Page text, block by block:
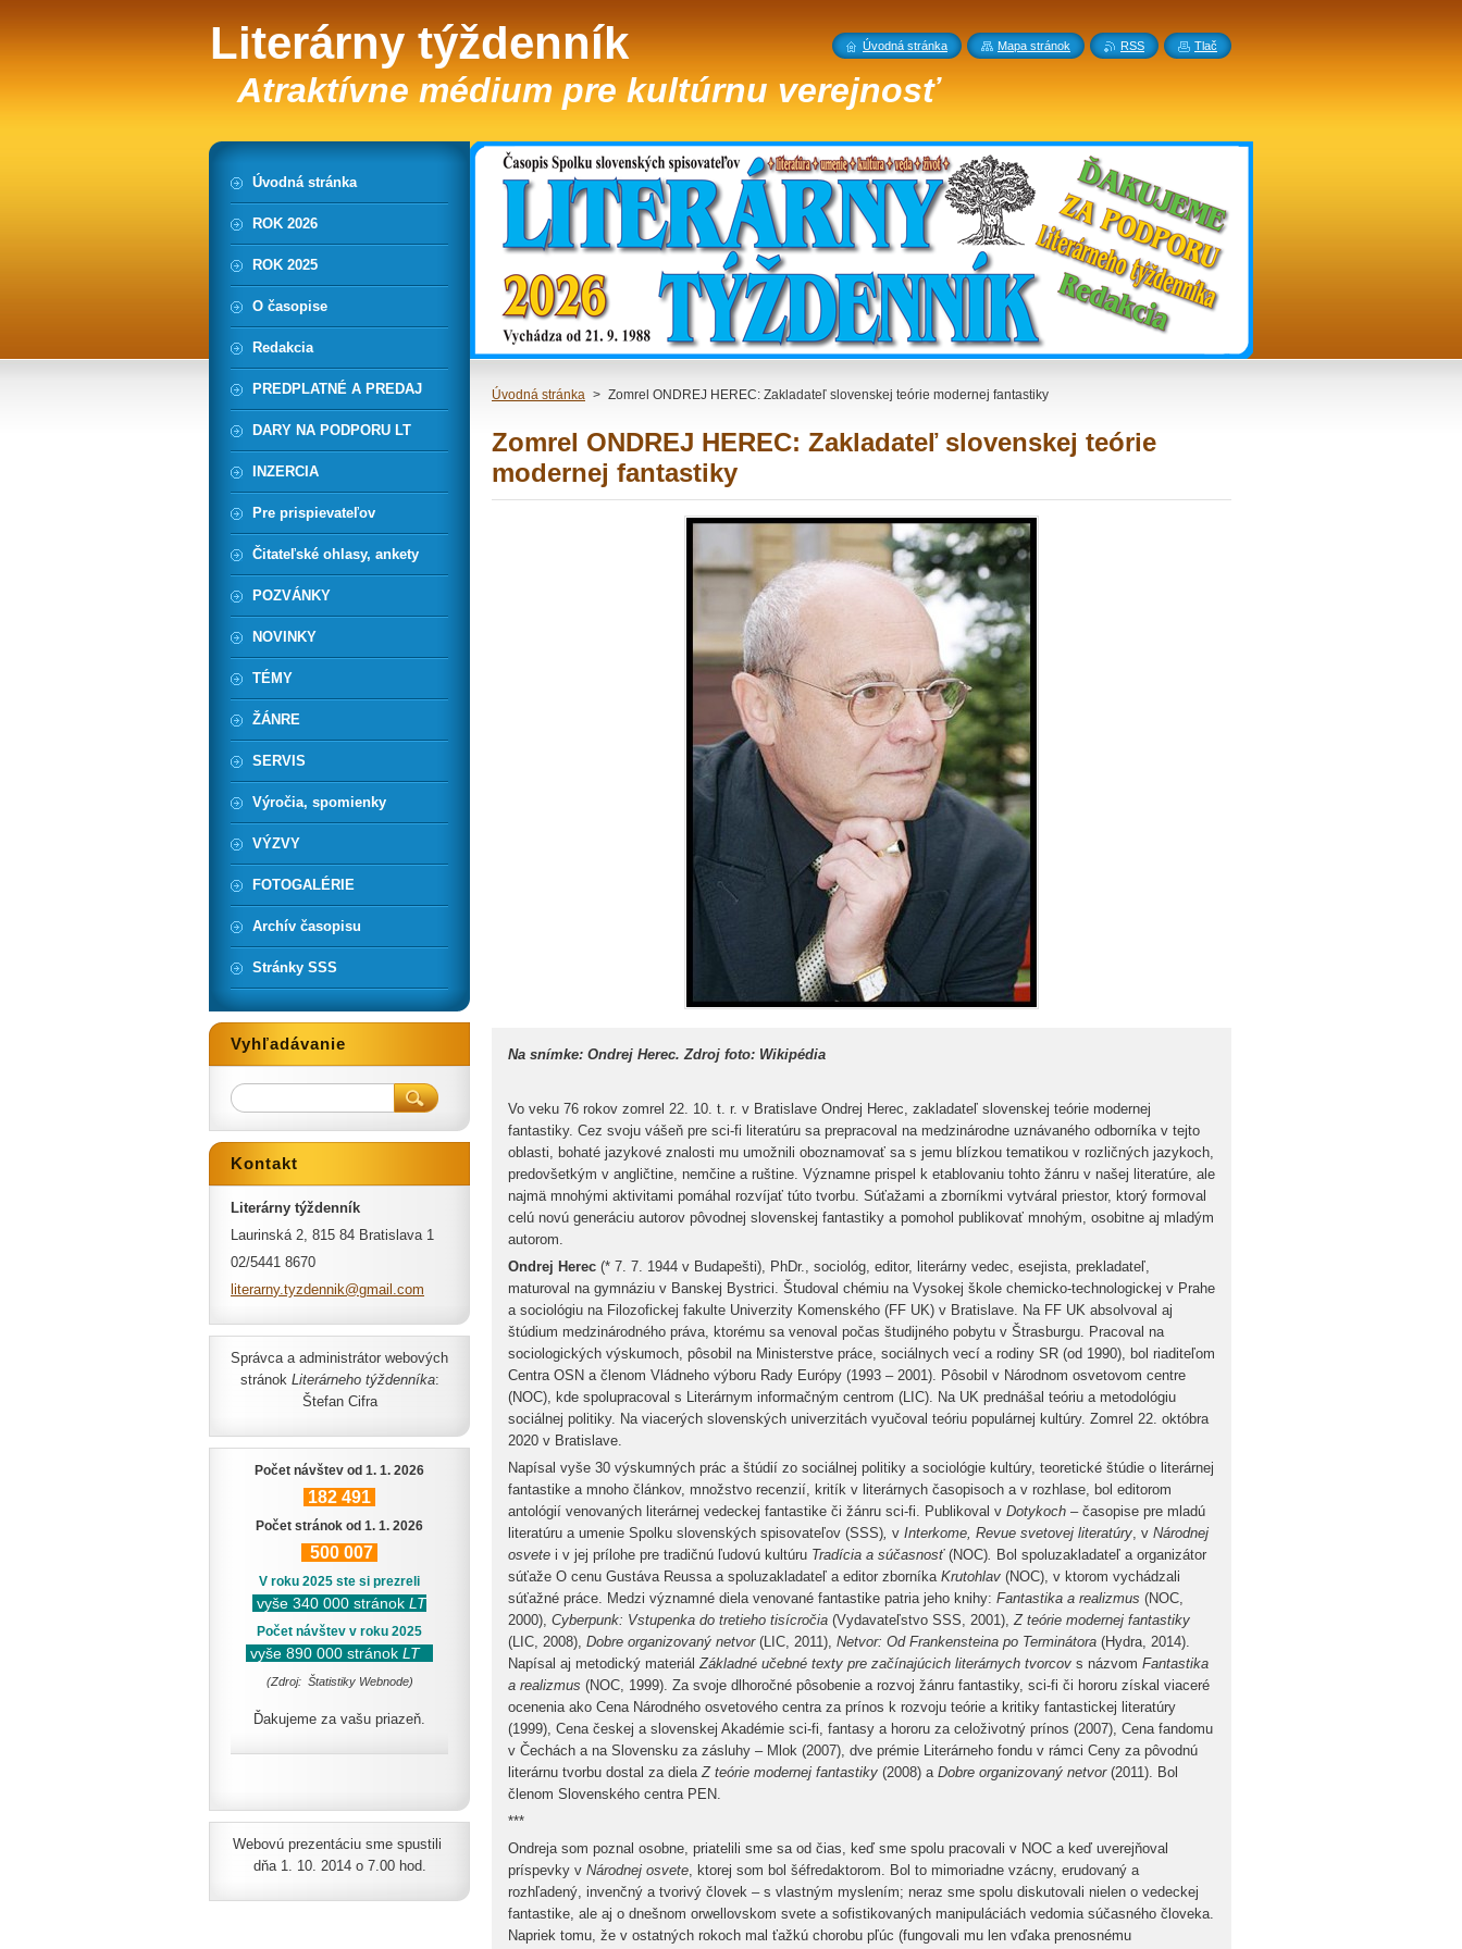
Literárny týždenník
Atraktívne médium pre kultúrnu verejnosť
Úvodná stránka > Zomrel ONDREJ HEREC: Zakladateľ slovenskej teórie modernej fantastiky
Zomrel ONDREJ HEREC: Zakladateľ slovenskej teórie
modernej fantastiky
Na snímke: Ondrej Herec. Zdroj foto: Wikipédia
Vo veku 76 rokov zomrel 22. 10. t. r. v Bratislave Ondrej Herec, zakladateľ slovenskej teórie modernej
fantastiky. Cez svoju vášeň pre sci-fi literatúru sa prepracoval na medzinárodne uznávaného odborníka v tejto
oblasti, bohaté jazykové znalosti mu umožnili oboznamovať sa s jemu blízkou tematikou v rozličných jazykoch,
predovšetkým v angličtine, nemčine a ruštine. Významne prispel k etablovaniu tohto žánru v našej literatúre, ale
najmä mnohými aktivitami pomáhal rozvíjať túto tvorbu. Súťažami a zborníkmi vytváral priestor, ktorý formoval
celú novú generáciu autorov pôvodnej slovenskej fantastiky a pomohol publikovať mnohým, osobitne aj mladým
autorom.
Ondrej Herec (* 7. 7. 1944 v Budapešti), PhDr., sociológ, editor, literárny vedec, esejista, prekladateľ,
maturoval na gymnáziu v Banskej Bystrici. Študoval chémiu na Vysokej škole chemicko-technologickej v Prahe
a sociológiu na Filozofickej fakulte Univerzity Komenského (FF UK) v Bratislave. Na FF UK absolvoval aj
štúdium medzinárodného práva, ktorému sa venoval počas študijného pobytu v Štrasburgu. Pracoval na
sociologických výskumoch, pôsobil na Ministerstve práce, sociálnych vecí a rodiny SR (od 1990), bol riaditeľom
Centra OSN a členom Vládneho výboru Rady Európy (1993 – 2001). Pôsobil v Národnom osvetovom centre
(NOC), kde spolupracoval s Literárnym informačným centrom (LIC). Na UK prednášal teóriu a metodológiu
sociálnej politiky. Na viacerých slovenských univerzitách vyučoval teóriu populárnej kultúry. Zomrel 22. októbra
2020 v Bratislave.
Napísal vyše 30 výskumných prác a štúdií zo sociálnej politiky a sociológie kultúry, teoretické štúdie o literárnej
fantastike a mnoho článkov, množstvo recenzií, kritík v literárnych časopisoch a v rozhlase, bol editorom
antológií venovaných literárnej vedeckej fantastike či žánru sci-fi. Publikoval v Dotykoch – časopise pre mladú
literatúru a umenie Spolku slovenských spisovateľov (SSS), v Interkome, Revue svetovej literatúry, v Národnej
osvete i v jej prílohe pre tradičnú ľudovú kultúru Tradícia a súčasnosť (NOC). Bol spoluzakladateľ a organizátor
súťaže O cenu Gustáva Reussa a spoluzakladateľ a editor zborníka Krutohlav (NOC), v ktorom vychádzali
súťažné práce. Medzi významné diela venované fantastike patria jeho knihy: Fantastika a realizmus (NOC,
2000), Cyberpunk: Vstupenka do tretieho tisícročia (Vydavateľstvo SSS, 2001),Z teórie modernej fantastiky
(LIC, 2008), Dobre organizovaný netvor (LIC, 2011), Netvor: Od Frankensteina po Terminátora (Hydra, 2014).
Napísal aj metodický materiálZákladné učebné texty pre začínajúcich literárnych tvorcov s názvom Fantastika
a realizmus (NOC, 1999). Za svoje dlhoročné pôsobenie a rozvoj žánru fantastiky, sci-fi či hororu získal viaceré
ocenenia ako Cena Národného osvetového centra za prínos k rozvoju teórie a kritiky fantastickej literatúry
(1999), Cena českej a slovenskej Akadémie sci-fi, fantasy a hororu za celoživotný prínos (2007), Cena fandomu
v Čechách a na Slovensku za zásluhy – Mlok (2007), dve prémie Literárneho fondu v rámci Ceny za pôvodnú
literárnu tvorbu dostal za dielaZ teórie modernej fantastiky (2008) a Dobre organizovaný netvor (2011). Bol
členom Slovenského centra PEN.
***
Ondreja som poznal osobne, priatelili sme sa od čias, keď sme spolu pracovali v NOC a keď uverejňoval
príspevky v Národnej osvete, ktorej som bol šéfredaktorom. Bol to mimoriadne vzácny, erudovaný a
rozhľadený, invenčný a tvorivý človek – s vlastným myslením; neraz sme spolu diskutovali nielen o vedeckej
fantastike, ale aj o dnešnom orwellovskom svete a sofistikovaných manipuláciách vedomia súčasného človeka.
Napriek tomu, že v ostatných rokoch mal ťažkú chorobu pľúc (fungovali mu len vďaka prenosnému
Úvodná stránka
ROK 2026
ROK 2025
O časopise
Redakcia
PREDPLATNÉ A PREDAJ
DARY NA PODPORU LT
INZERCIA
Pre prispievateľov
Čitateľské ohlasy, ankety
POZVÁNKY
NOVINKY
TÉMY
ŽÁNRE
SERVIS
Výročia, spomienky
VÝZVY
FOTOGALÉRIE
Archív časopisu
Stránky SSS
Vyhľadávanie
Kontakt
Literárny týždenník
Laurinská 2, 815 84 Bratislava 1
02/5441 8670
literarny.tyzdennik@gmai l.com
Správca a administrátor webových
stránok Literárneho týždenníka:
Štefan Cifra
Počet návštev od 1. 1. 2026
182 491
Počet stránok od 1. 1. 2026
500 007
V roku 2025 ste si prezreli
vyše 340 000 stránok LT
Počet návštev v roku 2025
vyše 890 000 stránok LT
(Zdroj: Štatistiky Webnode)
Ďakujeme za vašu priazeň.
Webovú prezentáciu sme spustili
dňa 1. 10. 2014 o 7.00 hod.
Úvodná stránka Mapa stránok RSS Tlač